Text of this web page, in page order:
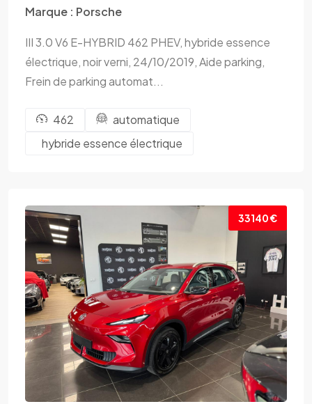
Marque : Porsche
III 3.0 V6 E-HYBRID 462 PHEV, hybride essence
électrique, noir verni, 24/10/2019, Aide parking,
Frein de parking automat...
462
automatique
hybride essence électrique
33140 €